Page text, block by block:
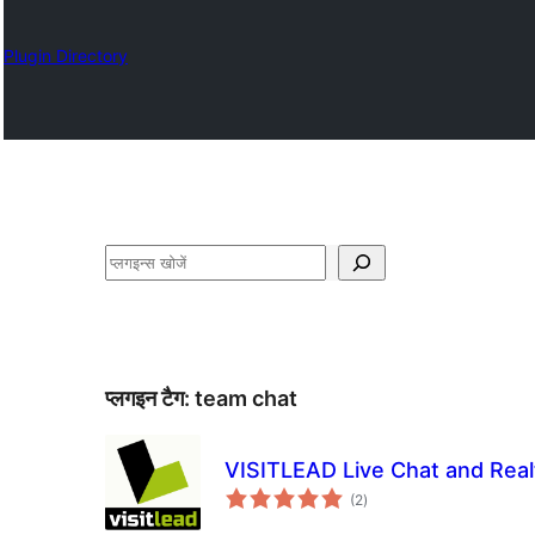
Plugin Directory
खोजें
प्लगइन टैग: team chat
VISITLEAD Live Chat and
(2कुल
दर)